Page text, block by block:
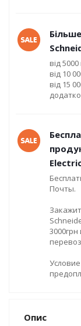
від
від 10
від 15
Почты.
Опис